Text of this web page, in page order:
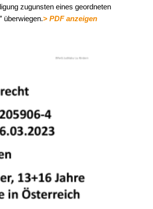
zugunsten eines geordneten
überwiegen.> PDF anzeigen